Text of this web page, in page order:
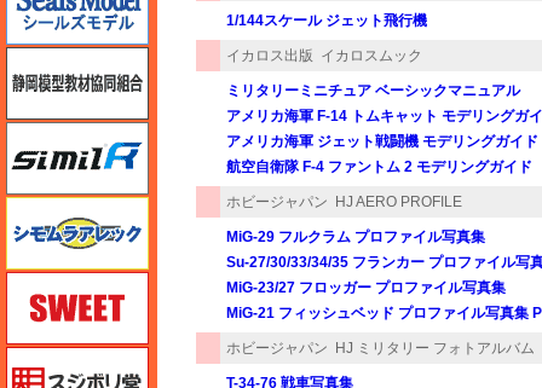
1/144スケール ジェット飛行機
イカロス出版 イカロスムック
ミリタリーミニチュア ベーシックマニュアル
アメリカ海軍 F-14 トムキャット モデリングガ
アメリカ海軍 ジェット戦闘機 モデリングガイド
航空自衛隊 F-4 ファントム 2 モデリングガイド
ホビージャパン HJ AERO PROFILE
MiG-29 フルクラム プロファイル写真集
Su-27/30/33/34/35 フランカー プロファイル写
MiG-23/27 フロッガー プロファイル写真集
MiG-21 フィッシュベッド プロファイル写真集
ホビージャパン HJ ミリタリー フォトアルバム
T-34-76 戦車写真集
静岡模型協同組合
シミラー（similR）
シモムラアレック
スイート（SWEET）